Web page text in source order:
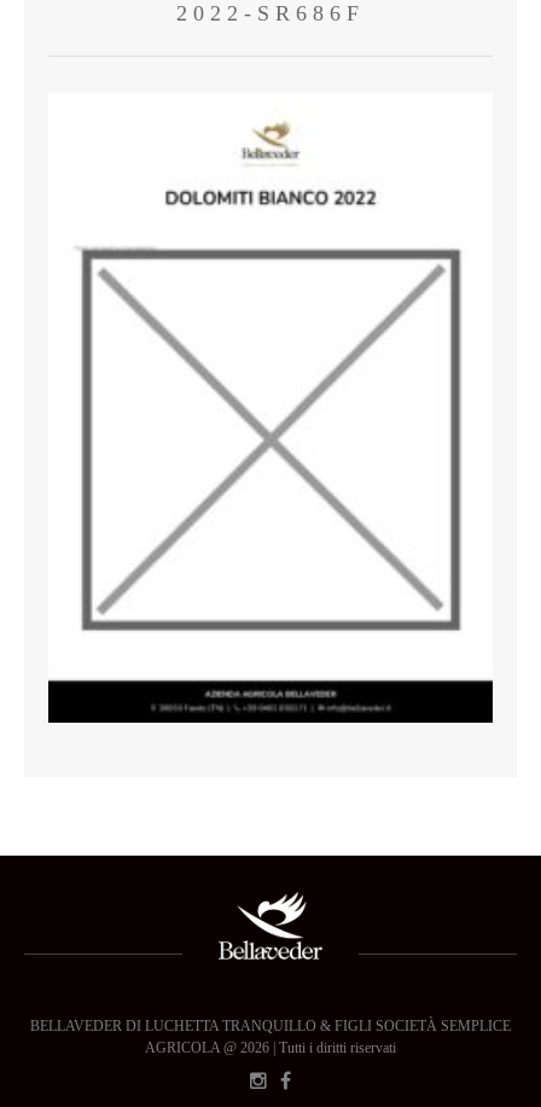
2022-SR686F
BELLAVEDER DI LUCHETTA TRANQUILLO & FIGLI SOCIETÀ SEMPLICE
AGRICOLA @ 2026 | Tutti i diritti riservati